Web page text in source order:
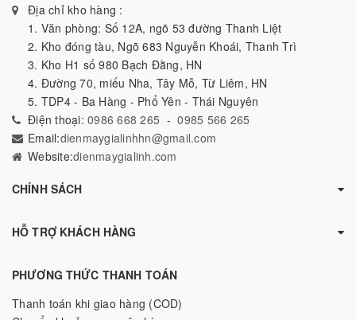
Địa chỉ kho hàng :
1. Văn phòng: Số 12A, ngõ 53 đường Thanh Liệt
2. Kho đóng tàu, Ngõ 683 Nguyễn Khoái, Thanh Trì
3. Kho H1 số 980 Bạch Đằng, HN
4. Đường 70, miếu Nha, Tây Mỗ, Từ Liêm, HN
5. TDP4 - Ba Hàng - Phổ Yên - Thái Nguyên
Điện thoại: 0986 668 265 -0985 566 265
Email:dienmaygialinhhn@gmail.com
Website:dienmaygialinh.com
CHÍNH SÁCH
HỖ TRỢ KHÁCH HÀNG
PHƯƠNG THỨC THANH TOÁN
Thanh toán khi giao hàng (COD)